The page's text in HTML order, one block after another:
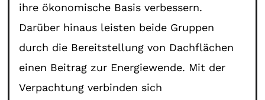
ihre ökonomische Basis verbessern.
Darüber hinaus leisten beide Gruppen
durch die Bereitstellung von Dachflächen
einen Beitrag zur Energiewende. Mit der
Verpachtung verbinden sich